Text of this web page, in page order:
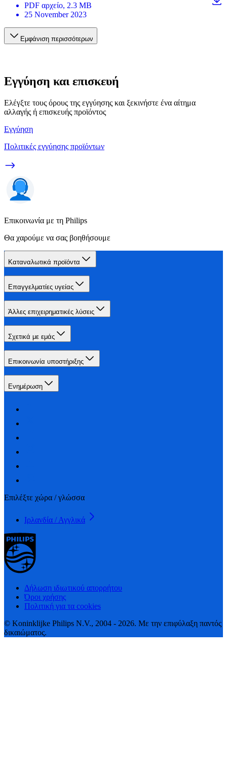
PDF αρχείο, 2.3 MB
25 November 2023
Εμφάνιση περισσότερων
Εγγύηση και επισκευή
Ελέγξτε τους όρους της εγγύησης και ξεκινήστε ένα αίτημα
αλλαγής ή επισκευής προϊόντος
Εγγύηση
Πολιτικές εγγύησης προϊόντων
Επικοινωνία με τη Philips
Θα χαρούμε να σας βοηθήσουμε
Καταναλωτικά προϊόντα
Επαγγελματίες υγείας
Άλλες επιχειρηματικές λύσεις
Σχετικά με εμάς
Επικοινωνία υποστήριξης
Ενημέρωση
Επιλέξτε χώρα / γλώσσα
Ιρλανδία / Αγγλικά
Δήλωση ιδιωτικού απορρήτου
Όροι χρήσης
Πολιτική για τα cookies
© Koninklijke Philips N.V., 2004 - 2026. Με την επιφύλαξη παντός
δικαιώματος.